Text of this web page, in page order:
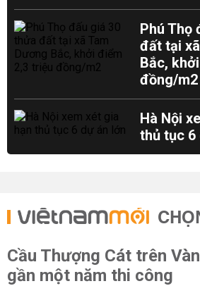
Phú Thọ
đất tại
Bắc,
đồng/m2
Hà Nội
thủ tục 6
Cầu Thượng Cát trên
gần một năm thi công